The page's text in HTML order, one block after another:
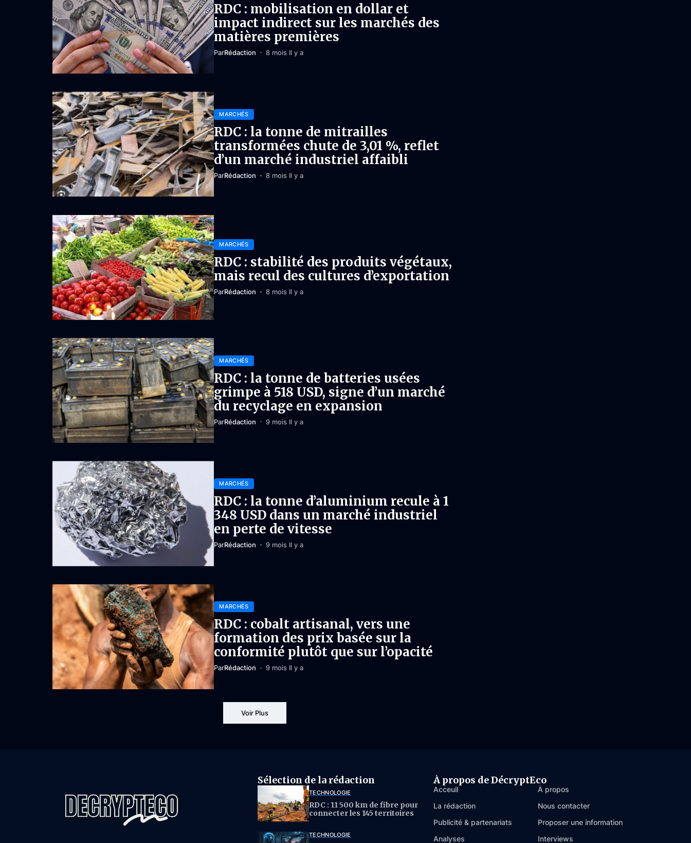
RDC : mobilisation en dollar et
impact indirect sur les marchés des
matières premières
ParRédaction 8 mois Il y a
MARCHÉS
RDC : la tonne de mitrailles
transformées chute de 3,01 %, reflet
d’un marché industriel affaibli
ParRédaction 8 mois Il y a
MARCHÉS
RDC : stabilité des produits végétaux,
mais recul des cultures d’exportation
ParRédaction 8 mois Il y a
MARCHÉS
RDC : la tonne de batteries usées
grimpe à 518 USD, signe d’un marché
du recyclage en expansion
ParRédaction 9 mois Il y a
MARCHÉS
RDC : la tonne d’aluminium recule à 1
348 USD dans un marché industriel
en perte de vitesse
ParRédaction 9 mois Il y a
MARCHÉS
RDC : cobalt artisanal, vers une
formation des prix basée sur la
conformité plutôt que sur l’opacité
ParRédaction 9 mois Il y a
Voir Plus
Sélection de la rédaction
TECHNOLOGIE
RDC : 11 500 km de fibre pour
connecter les 145 territoires
TECHNOLOGIE
À propos de DécryptEco
Acceuil
À propos
La rédaction
Nous contacter
Publicité & partenariats
Proposer une information
Analyses
Interviews